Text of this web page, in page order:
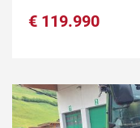
€ 119.990